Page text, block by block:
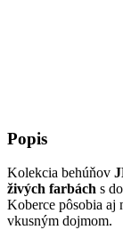
Popis
Kolekcia behúňov
živých farbách s
Koberce pôsobia aj
vkusným dojmom.